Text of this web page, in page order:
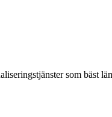
som bäst